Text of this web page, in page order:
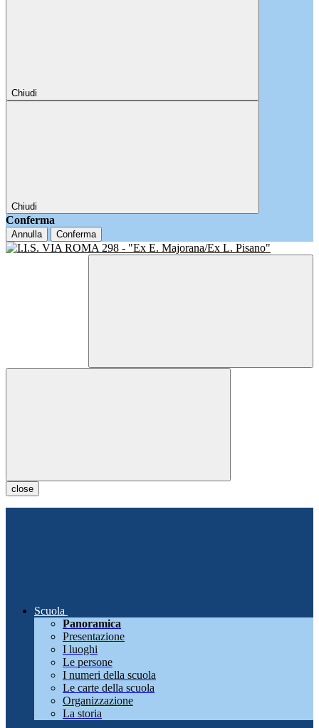
Chiudi
Chiudi
Conferma
Annulla Conferma
close
Scuola
Panoramica
Presentazione
I luoghi
Le persone
I numeri della scuola
Le carte della scuola
Organizzazione
La storia